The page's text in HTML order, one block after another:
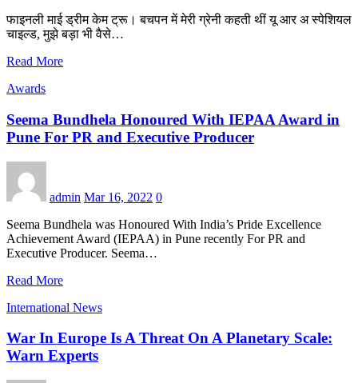
फाइनली माई ड्रीम केम ट्रू। बचपन में मेरी ग्रेनी कहती थीं यू आर अ स्पेशियल
चाइल्ड, मुझे बड़ा भी वैसे…
Read More
Awards
Seema Bundhela Honoured With IEPAA Award in
Pune For PR and Executive Producer
admin Mar 16, 2022 0
Seema Bundhela was Honoured With India’s Pride Excellence
Achievement Award (IEPAA) in Pune recently For PR and
Executive Producer. Seema…
Read More
International News
War In Europe Is A Threat On A Planetary Scale:
Warn Experts